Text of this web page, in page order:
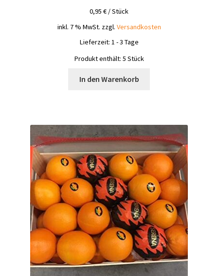
0,95 € /Stück
inkl. 7 % MwSt. zzgl. Versandkosten
Lieferzeit: 1 - 3 Tage
Produkt enthält: 5 Stück
In den Warenkorb